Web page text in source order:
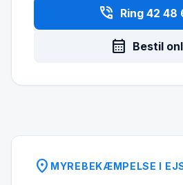
phone_in_talk Ring 42 48
calendar_month Bestil
location_on MYREBEKÆMPELSE I